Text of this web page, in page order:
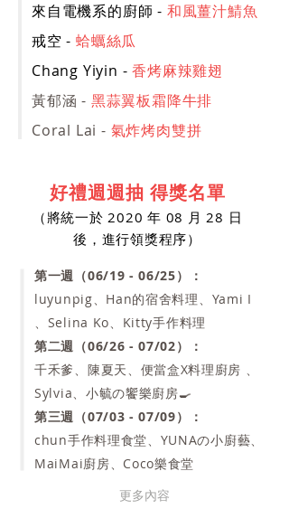
來自電機系的廚師 - 和風薑汁鯖魚
戒空 - 蛤蠣絲瓜
Chang Yiyin -香烤麻辣雞翅
黃郁涵 - 黑蒜翼板霜降牛排
Coral Lai - 氣炸烤肉雙拼
好禮週週抽 得獎名單
（將統一於 2020 年 08 月 28 日
後，進行領獎程序）
第一週（06/19 - 06/25）：
luyunpig、Han的宿舍料理、Yami I
、Selina Ko、Kitty手作料理
第二週（06/26 - 07/02）：
千禾爹、陳夏天、便當盒X料理廚房 、
Sylvia、小毓の饗樂廚房🍳
第三週（07/03 - 07/09）：
chun手作料理食堂、YUNAの小廚藝、
MaiMai廚房、Coco樂食堂
更多內容